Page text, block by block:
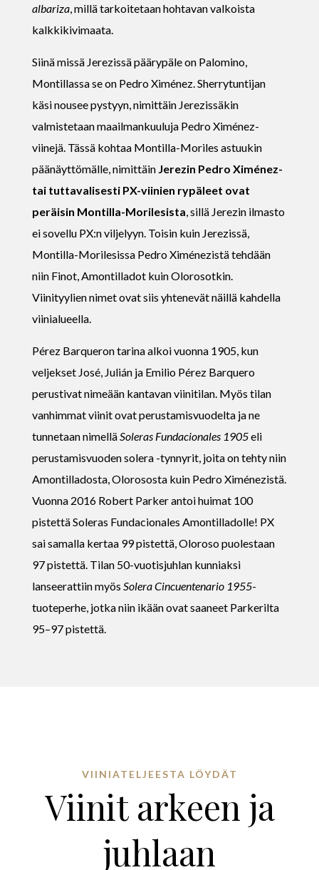
albariza, millä tarkoitetaan hohtavan valkoista
kalkkikivimaata.
Siinä missä Jerezissä päärypäle on Palomino,
Montillassa se on Pedro Ximénez. Sherrytuntijan
käsi nousee pystyyn, nimittäin Jerezissäkin
valmistetaan maailmankuuluja Pedro Ximénez-
viinejä. Tässä kohtaa Montilla-Moriles astuukin
päänäyttömälle, nimittäin Jerezin Pedro Ximénez-
tai tuttavalisesti PX-viinien rypäleet ovat
peräisin Montilla-Morilesista, sillä Jerezin ilmasto
ei sovellu PX:n viljelyyn. Toisin kuin Jerezissä,
Montilla-Morilesissa Pedro Ximénezistä tehdään
niin Finot, Amontilladot kuin Olorosotkin.
Viinityylien nimet ovat siis yhtenevät näillä kahdella
viinialueella.
Pérez Barqueron tarina alkoi vuonna 1905, kun
veljekset José, Julián ja Emilio Pérez Barquero
perustivat nimeään kantavan viinitilan. Myös tilan
vanhimmat viinit ovat perustamisvuodelta ja ne
tunnetaan nimelläSoleras Fundacionales 1905eli
perustamisvuoden solera -tynnyrit, joita on tehty niin
Amontilladosta, Olorososta kuin Pedro Ximénezistä.
Vuonna 2016 Robert Parker antoi huimat 100
pistettä Soleras Fundacionales Amontilladolle! PX
sai samalla kertaa 99 pistettä, Oloroso puolestaan
97 pistettä. Tilan 50-vuotisjuhlan kunniaksi
lanseerattiin myös Solera Cincuentenario 1955-
tuoteperhe, jotka niin ikään ovat saaneet Parkerilta
95–97 pistettä.
VIINIATELJEESTA LÖYDÄT
Viinit arkeen ja
juhlaan